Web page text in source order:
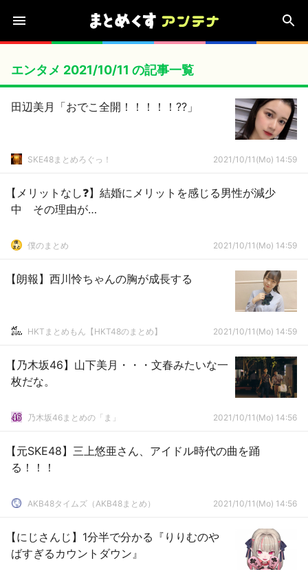
エンタメ 2021/10/11 の記事一覧
田辺美月「おでこ全開！！！！！??」
SKE48まとめろぐっ！ 2021/10/11(Mo) 14:59
【メリットなし❓】結婚にメリットを感じる男性が減少
中 その理由が…
僕のまとめ 2021/10/11(Mo) 14:59
【朗報】西川怜ちゃんの胸が成長する
HKTまとめもん【HKT48のまとめ】 2021/10/11(Mo) 14:59
【乃木坂46】山下美月・・・文春みたいな一
枚だな。
乃木坂46まとめの「ま」 2021/10/11(Mo) 14:56
【元SKE48】三上悠亜さん、アイドル時代の曲を踊
る！！！
AKB48タイムズ（AKB48まとめ） 2021/10/11(Mo) 14:56
【にじさんじ】1分半で分かる『りりむのや
ばすぎるカウントダウン』